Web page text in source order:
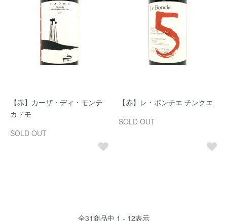
【赤】カーザ・ディ・モンテ
カドモ
SOLD OUT
【赤】レ・ボンチエ チンクエ
SOLD OUT
全31商品中 1 - 12表示